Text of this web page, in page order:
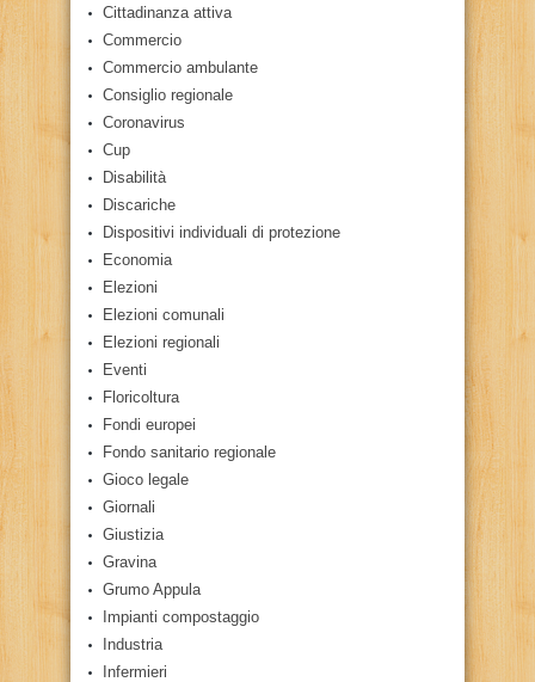
Cittadinanza attiva
Commercio
Commercio ambulante
Consiglio regionale
Coronavirus
Cup
Disabilità
Discariche
Dispositivi individuali di protezione
Economia
Elezioni
Elezioni comunali
Elezioni regionali
Eventi
Floricoltura
Fondi europei
Fondo sanitario regionale
Gioco legale
Giornali
Giustizia
Gravina
Grumo Appula
Impianti compostaggio
Industria
Infermieri